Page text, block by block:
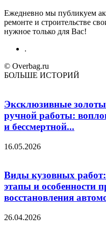
Ежедневно мы публикуем
ремонте и строительстве
нужное только для Вас!
.
© Overbag.ru
БОЛЬШЕ ИСТОРИЙ
Эксклюзивные
ручной работы:
и бессмертной...
16.05.2026
Виды кузовных
этапы и особенности
восстановления
26.04.2026